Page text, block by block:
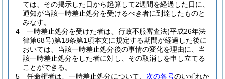
ては、その掲示した日から起算して2週間を経過した日に、
通知が当該一時差止処分を受けるべき者に到達したものと
みなす。
4
一時差止処分を受けた者は、行政不服審査法(平成26年法
律第68号)第18条第1項本文に規定する期間が経過した後に
おいては、当該一時差止処分後の事情の変化を理由に、当
該一時差止処分をした者に対し、その取消しを申し立てる
ことができる。
5
任命権者は、一時差止処分について、 次の各号のいずれか